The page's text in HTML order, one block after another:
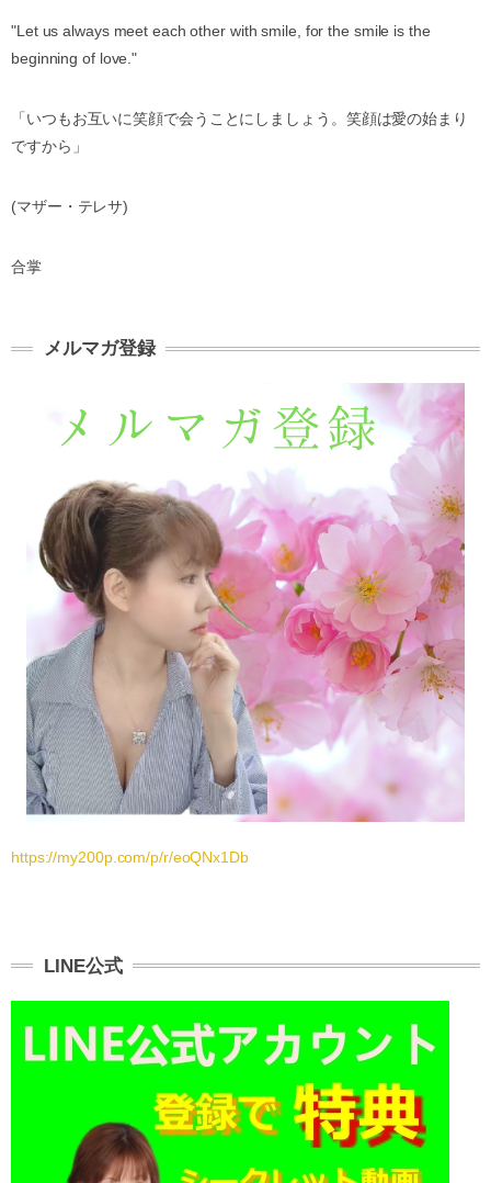
"Let us always meet each other with smile, for the smile is the
beginning of love."
「いつもお互いに笑顔で会うことにしましょう。笑顔は愛の始まり
ですから」
(マザー・テレサ)
合掌
メルマガ登録
https://my200p.com/p/r/eoQNx1Db
LINE公式